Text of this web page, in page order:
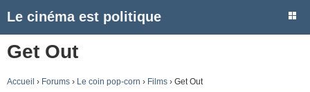
Le cinéma est politique
Get Out
Accueil › Forums › Le coin pop-corn › Films › Get Out